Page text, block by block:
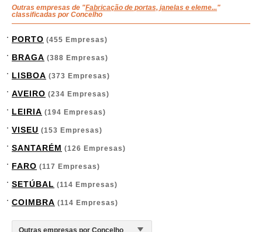
Outras empresas de "Fabricação de portas, janelas e eleme..."
classificadas por Concelho
PORTO (455 Empresas)
BRAGA (388 Empresas)
LISBOA (373 Empresas)
AVEIRO (234 Empresas)
LEIRIA (194 Empresas)
VISEU (153 Empresas)
SANTARÉM (126 Empresas)
FARO (117 Empresas)
SETÚBAL (114 Empresas)
COIMBRA (114 Empresas)